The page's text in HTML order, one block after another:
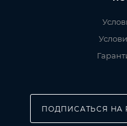
ПОДПИСАТЬСЯ НА